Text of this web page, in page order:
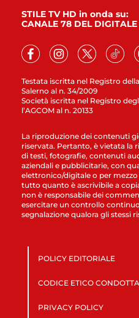
Testata iscritta nel Registro
Salerno al n. 34/2009
Società iscritta nel Registro
l’AGCOM al n. 20133
STILE TV HD in onda su:
CANALE 78 DEL DIGITALE
La riproduzione dei contenuti
riservata. Pertanto, è vietata la
di testi, fotografie, contenuti
aziendali e pubblicitarie, con
elettronico/digitale o per
tutto quanto è ascrivibile a
non è responsabile dei
esercitare un controllo
segnalazione qualora gli stessi
POLICY EDITORIALE
CODICE ETICO CONDOTTA
PRIVACY POLICY